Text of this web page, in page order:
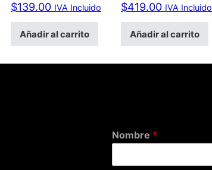
$139.00 IVA Incluido
Añadir al carrito
$419.00 IVA Incluido
Añadir al carrito
Nombre *